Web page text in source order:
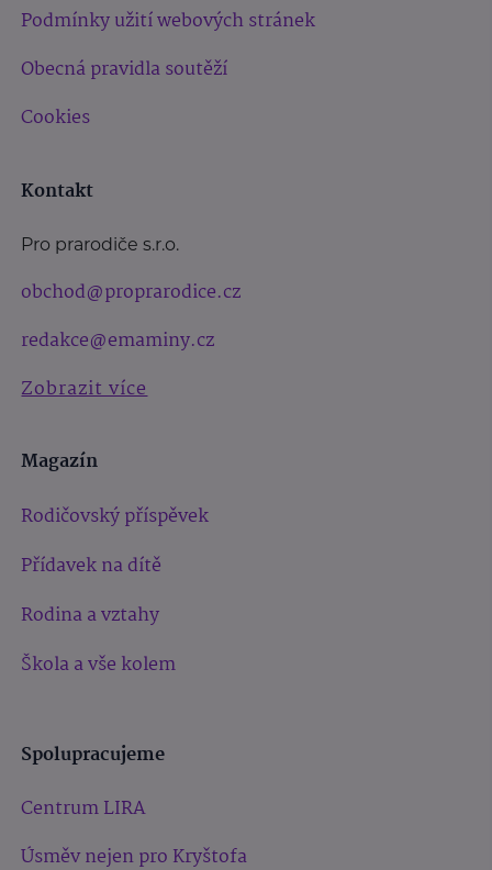
Podmínky užití webových stránek
Obecná pravidla soutěží
Cookies
Kontakt
Pro prarodiče s.r.o.
obchod@proprarodice.cz
redakce@emaminy.cz
Zobrazit více
Magazín
Rodičovský příspěvek
Přídavek na dítě
Rodina a vztahy
Škola a vše kolem
Spolupracujeme
Centrum LIRA
Úsměv nejen pro Kryštofa